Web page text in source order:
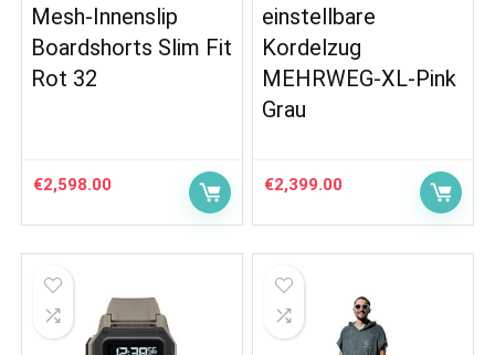
Mesh-Innenslip
Boardshorts Slim Fit
Rot 32
€2,598.00
einstellbare
Kordelzug
MEHRWEG-XL-Pink
Grau
€2,399.00